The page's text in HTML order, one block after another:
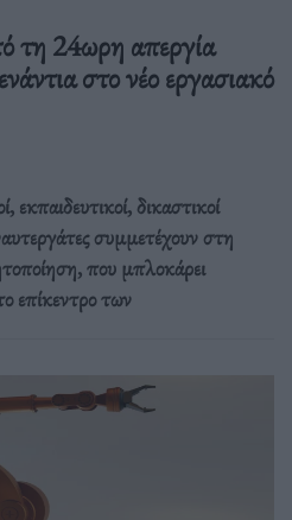
τη 24ωρη απεργία
στο νέο εργασιακό
εκπαιδευτικοί, δικαστικοί
συμμετέχουν στη
που μπλοκάρει
επίκεντρο των